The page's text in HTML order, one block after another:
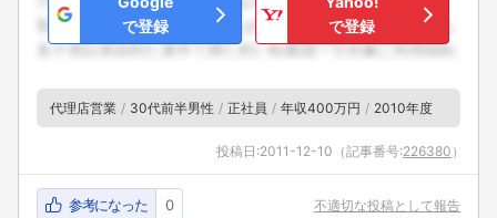
で登録
で登録
代理店営業 30代前半男性 正社員 年収400万円 2010年度
投稿日:2011-12-10 （記事番号:226380 ）
参考になった 0 不適切な投稿として報告